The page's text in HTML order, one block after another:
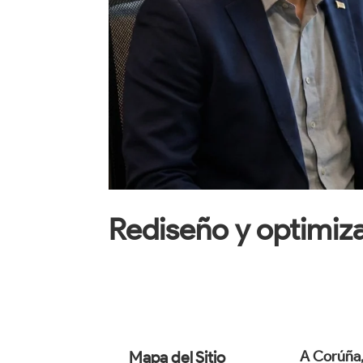
Rediseño y
Mapa del Sitio A